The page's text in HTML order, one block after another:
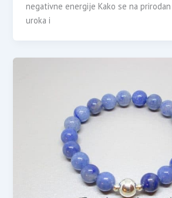
negativne energije Kako se na
uroka i